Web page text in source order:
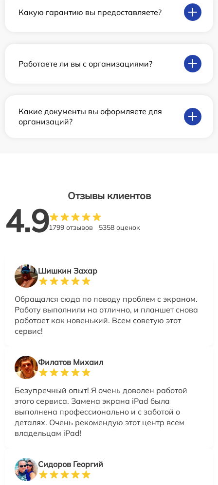
Какую гарантию вы предоставляете?
Работаете ли вы с организациями?
Какие документы вы оформляете для
организаций?
Отзывы клиентов
4.91799 отзывов 5358 оценок
Шишкин Захар
Обращался сюда по поводу проблем с экраном.
Работу выполнили на отлично, и планшет снова
работает как новенький. Всем советую этот
сервис!
Филатов Михаил
Безупречный опыт! Я очень доволен работой
этого сервиса. Замена экрана iPad была
выполнена профессионально и с заботой о
деталях. Очень рекомендую этот центр всем
владельцам iPad!
Сидоров Георгий